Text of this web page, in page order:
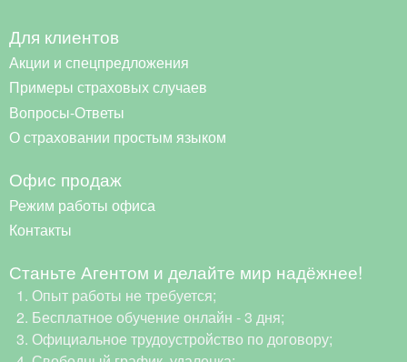
Для клиентов
Акции и спецпредложения
Примеры страховых случаев
Вопросы-Ответы
О страховании простым языком
Офис продаж
Режим работы офиса
Контакты
Станьте Агентом и делайте мир надёжнее!
Опыт работы не требуется;
Бесплатное обучение онлайн - 3 дня;
Официальное трудоустройство по договору;